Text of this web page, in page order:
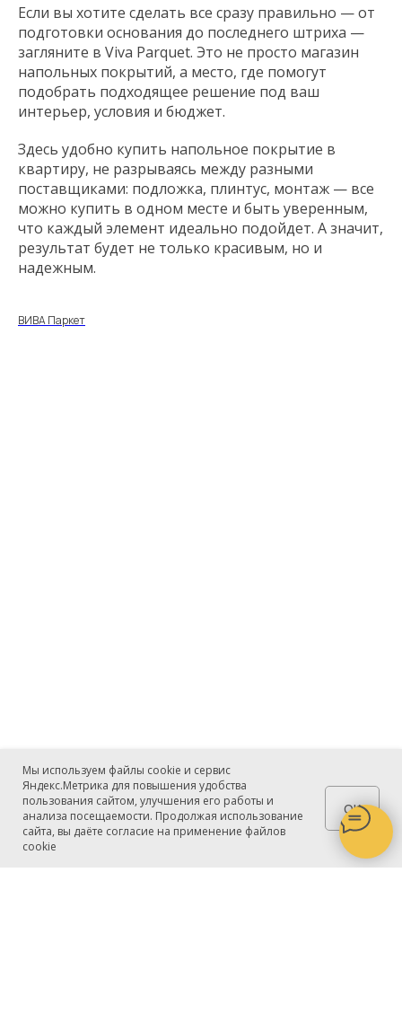
Если вы хотите сделать все сразу правильно — от
подготовки основания до последнего штриха —
загляните в Viva Parquet. Это не просто магазин
напольных покрытий, а место, где помогут
подобрать подходящее решение под ваш
интерьер, условия и бюджет.
Здесь удобно купить напольное покрытие в
квартиру, не разрываясь между разными
поставщиками: подложка, плинтус, монтаж — все
можно купить в одном месте и быть уверенным,
что каждый элемент идеально подойдет. А значит,
результат будет не только красивым, но и
надежным.
ВИВА Паркет
Мы используем файлы cookie и сервис
Яндекс.Метрика для повышения удобства
пользования сайтом, улучшения его работы и
анализа посещаемости. Продолжая использование
сайта, вы даёте согласие на применение файлов
cookie
OK